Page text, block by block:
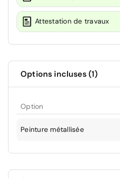
Attestation de travaux
Options incluses (1)
Option
Peinture métallisée